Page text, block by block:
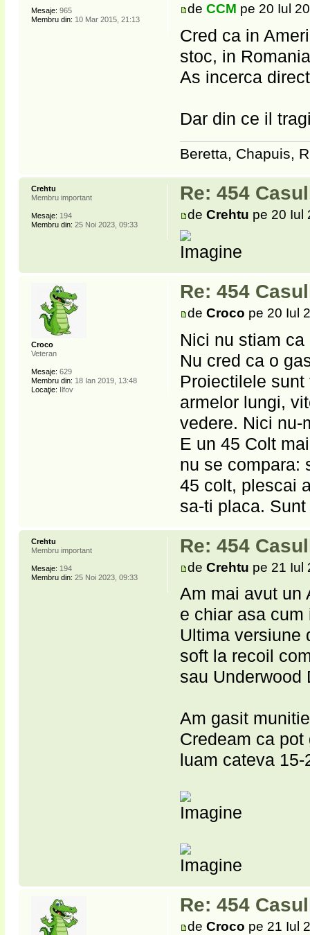
deCCM pe 20 Iul
Cred ca in
stoc, in
As incerca
Dar din ce il
Beretta, Chapuis,
Mesaje: 965
Membru din: 10 Mar 2015, 21:13
Re: 454
deCrehtu pe 20 Iul
Crehtu
Membru important
Mesaje: 194
Membru din: 25 Noi 2023, 09:33
Re: 454
deCroco pe 20 Iul
Nici nu stiam
Nu cred ca o
Proiectilele
armelor lungi,
vedere. Nici nu-
E un 45 Colt
nu se compara:
45 colt, plescai
sa-ti placa.
Croco
Veteran
Mesaje: 629
Membru din: 18 Ian 2019, 13:48
Locaţie: Ilfov
Re: 454
deCrehtu pe 21 Iul
Am mai avut un
e chiar asa cum
Ultima versiune
soft la recoil
sau Underwood
Am gasit
Credeam ca
luam cateva
Crehtu
Membru important
Mesaje: 194
Membru din: 25 Noi 2023, 09:33
Re: 454
deCroco pe 21 Iul